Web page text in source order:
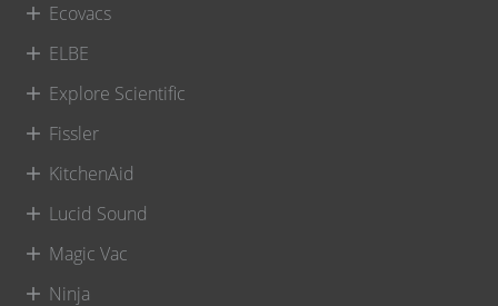
Ecovacs
ELBE
Explore Scientific
Fissler
KitchenAid
Lucid Sound
Magic Vac
Ninja